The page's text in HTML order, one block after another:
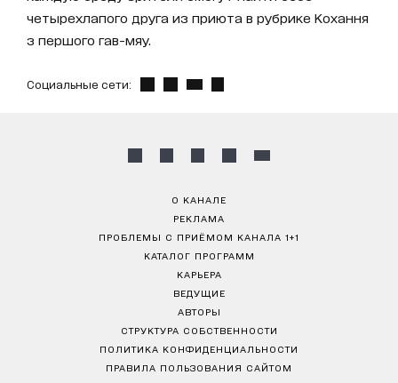
четырехлапого друга из приюта в рубрике Кохання
з першого гав-мяу.
Социальные сети:
О КАНАЛЕ
РЕКЛАМА
ПРОБЛЕМЫ С ПРИЁМОМ КАНАЛА 1+1
КАТАЛОГ ПРОГРАММ
КАРЬЕРА
ВЕДУЩИЕ
АВТОРЫ
СТРУКТУРА СОБСТВЕННОСТИ
ПОЛИТИКА КОНФИДЕНЦИАЛЬНОСТИ
ПРАВИЛА ПОЛЬЗОВАНИЯ САЙТОМ